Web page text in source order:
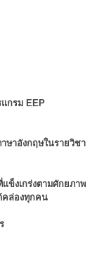
กรม EEP
ษาอังกฤษในรายวิชา
ข็งเกร่งตามศักยภาพ
คล่องทุกคน